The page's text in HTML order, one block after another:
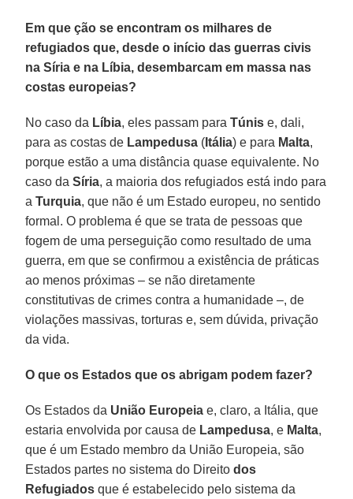
Em que ção se encontram os milhares de
refugiados que, desde o início das guerras civis
na Síria e na Líbia, desembarcam em massa nas
costas europeias?
No caso da Líbia, eles passam paraTúnis e, dali,
para as costas de Lampedusa ( Itália) e para Malta,
porque estão a uma distância quase equivalente. No
caso daSíria, a maioria dos refugiados está indo para
aTurquia, que não é um Estado europeu, no sentido
formal. O problema é que se trata de pessoas que
fogem de uma perseguição como resultado de uma
guerra, em que se confirmou a existência de práticas
ao menos próximas – se não diretamente
constitutivas de crimes contra a humanidade –, de
violações massivas, torturas e, sem dúvida, privação
da vida.
O que os Estados que os abrigam podem fazer?
Os Estados da União Europeia e, claro, a Itália, que
estaria envolvida por causa de Lampedusa, e Malta,
que é um Estado membro da União Europeia, são
Estados partes no sistema do Direito dos
Refugiados que é estabelecido pelo sistema da